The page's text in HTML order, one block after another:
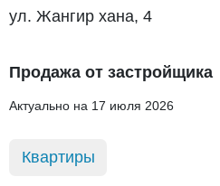
ул. Жангир хана, 4
Продажа от застройщика
Актуально на 17 июля 2026
Квартиры